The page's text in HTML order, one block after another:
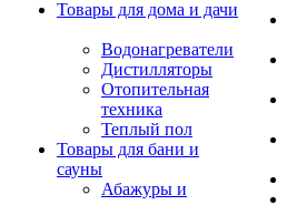
Товары для дома и дачи
Водонагреватели
Дистилляторы
Отопительная
техника
Теплый пол
Товары для бани и
сауны
Абажуры и